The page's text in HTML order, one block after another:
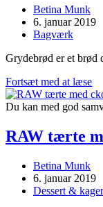
Post
author:
Betina Munk
Post
published:
6. januar 2019
Post
Bagværk
Grydebrød er et brød
Fortsæt med at læse
Du kan med god
RAW tærte
Post
author:
Betina Munk
Post
published:
6. januar 2019
Post
Dessert & kager